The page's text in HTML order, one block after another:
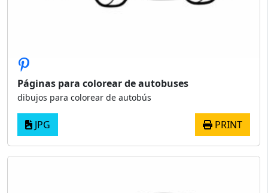
Páginas para colorear de autobuses
dibujos para colorear de autobús
JPG PRINT